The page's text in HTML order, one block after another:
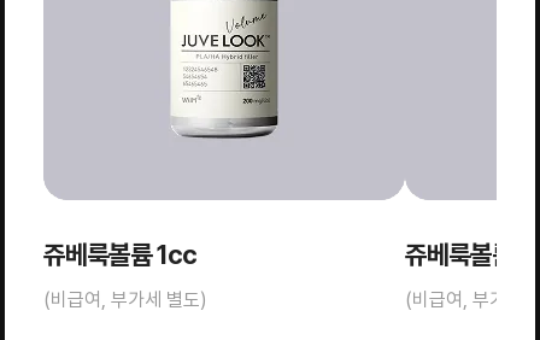
쥬베룩볼륨 1cc
(비급여, 부가세 별도)
쥬베룩볼륨
(비급여, 부가세